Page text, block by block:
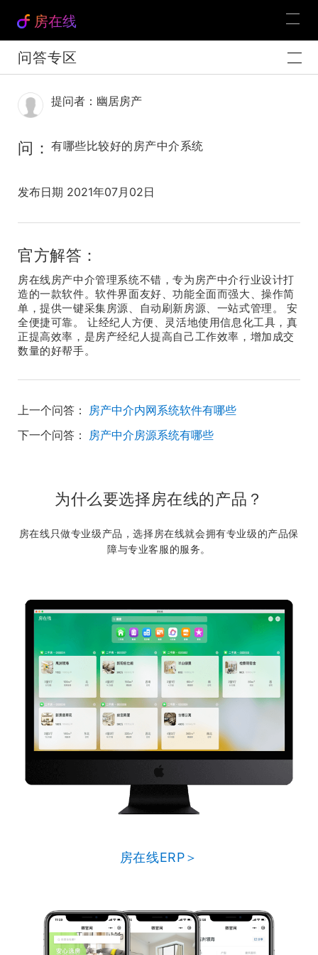
房在线
问答专区
提问者：幽居房产
问： 有哪些比较好的房产中介系统
发布日期 2021年07月02日
官方解答：
房在线房产中介管理系统不错，专为房产中介行业设计打
造的一款软件。软件界面友好、功能全面而强大、操作简
单，提供一键采集房源、自动刷新房源、一站式管理。 安
全便捷可靠。 让经纪人方便、灵活地使用信息化工具，真
正提高效率，是房产经纪人提高自己工作效率，增加成交
数量的好帮手。
上一个问答： 房产中介内网系统软件有哪些
下一个问答： 房产中介房源系统有哪些
为什么要选择房在线的产品？
房在线只做专业级产品，选择房在线就会拥有专业级的产品保
障与专业客服的服务。
房在线ERP＞